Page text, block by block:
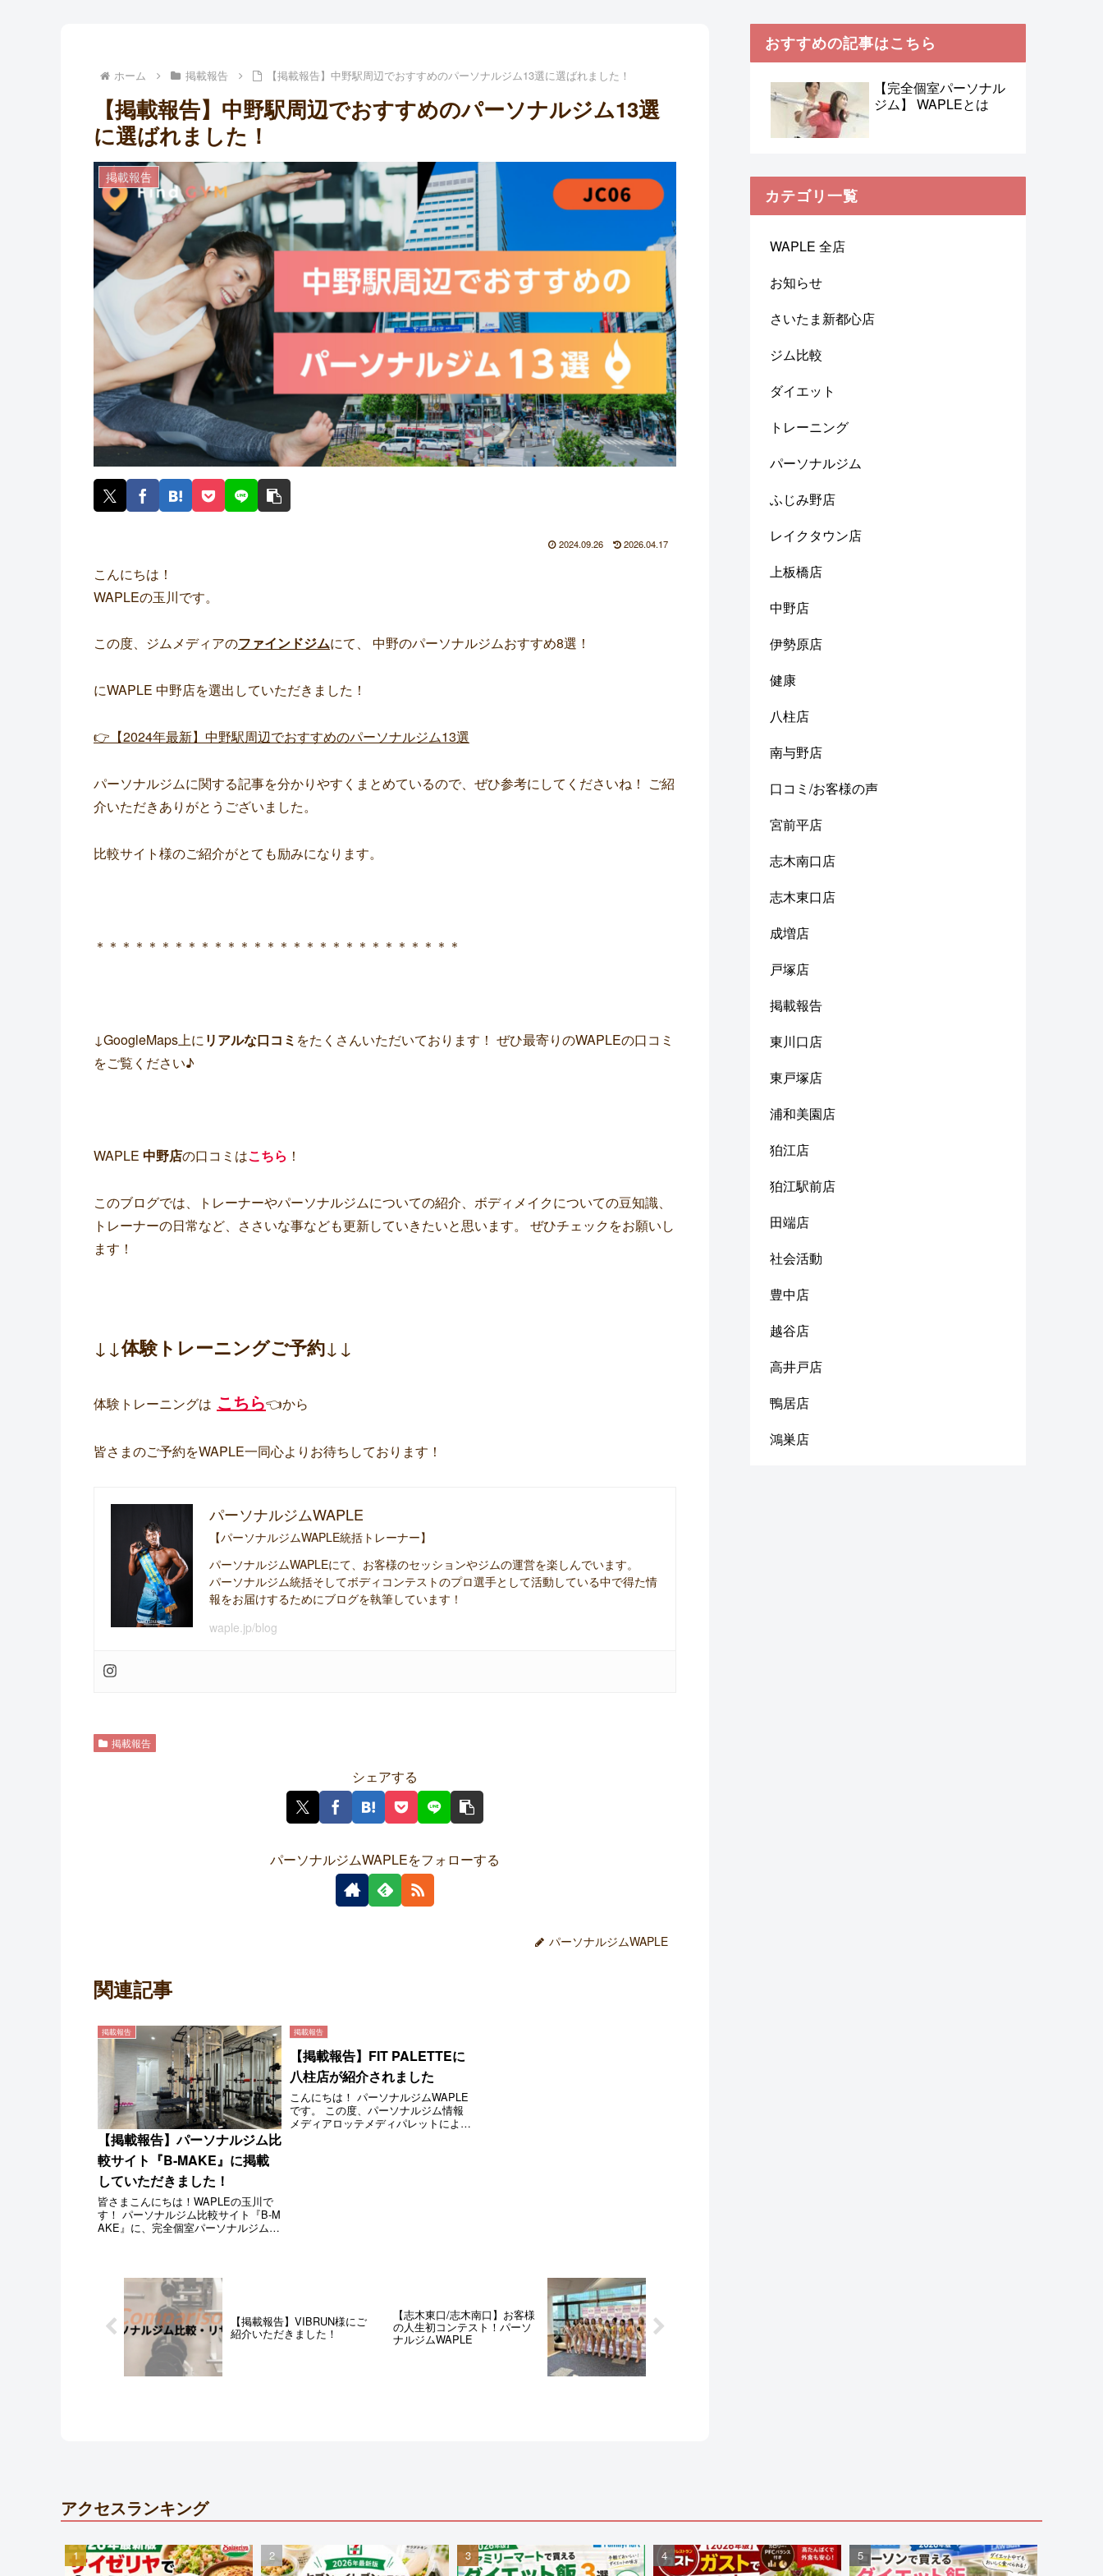
ホーム 掲載報告 【掲載報告】中野駅周辺でおすすめのパーソナルジム13選に選ばれました！
【掲載報告】中野駅周辺でおすすめのパーソナルジム13選
に選ばれました！
掲載報告
2024.09.26 2026.04.17
こんにちは！
WAPLEの玉川です。
この度、ジムメディアのファインドジムにて、 中野のパーソナルジムおすすめ8選！
にWAPLE 中野店を選出していただきました！
👉 【2024年最新】中野駅周辺でおすすめのパーソナルジム13選
パーソナルジムに関する記事を分かりやすくまとめているので、ぜひ参考にしてくださいね！ ご紹
介いただきありがとうございました。
比較サイト様のご紹介がとても励みになります。
＊＊＊＊＊＊＊＊＊＊＊＊＊＊＊＊＊＊＊＊＊＊＊＊＊＊＊＊
↓GoogleMaps上にリアルな口コミ をたくさんいただいております！ ぜひ最寄りのWAPLEの口コミ
をご覧ください♪
WAPLE 中野店の口コミはこちら ！
このブログでは、トレーナーやパーソナルジムについての紹介、ボディメイクについての豆知識、
トレーナーの日常など、ささいな事なども更新していきたいと思います。 ぜひチェックをお願いし
ます！
↓↓体験トレーニングご予約↓↓
体験トレーニングは こちら👈から
皆さまのご予約をWAPLE一同心よりお待ちしております！
パーソナルジムWAPLE
【パーソナルジムWAPLE統括トレーナー】
パーソナルジムWAPLEにて、お客様のセッションやジムの運営を楽しんでいます。
パーソナルジム統括そしてボディコンテストのプロ選手として活動している中で得た情
報をお届けするためにブログを執筆しています！
waple.jp/blog
掲載報告
シェアする
パーソナルジムWAPLEをフォローする
パーソナルジムWAPLE
関連記事
掲載報告
【掲載報告】パーソナルジム比
較サイト『B-MAKE』に掲載
していただきました！
皆さまこんにちは！WAPLEの玉川で
す！ パーソナルジム比較サイト『B-M
AKE』に、完全個室パーソナルジム W
ングジム14選！ 👉W...
掲載報告
【掲載報告】FIT PALETTEに
八柱店が紹介されました
こんにちは！ パーソナルジムWAPLE
です。 この度、パーソナルジム情報
メディアロッテメディパレットによる
【掲載報告】VIBRUN様にご
紹介いただきました！
【志木東口/志木南口】お客様
の人生初コンテスト！パーソ
ナルジムWAPLE
おすすめの記事はこちら
【完全個室パーソナル
ジム】 WAPLEとは
カテゴリ一覧
WAPLE 全店
お知らせ
さいたま新都心店
ジム比較
ダイエット
トレーニング
パーソナルジム
ふじみ野店
レイクタウン店
上板橋店
中野店
伊勢原店
健康
八柱店
南与野店
口コミ/お客様の声
宮前平店
志木南口店
志木東口店
成増店
戸塚店
掲載報告
東川口店
東戸塚店
浦和美園店
狛江店
狛江駅前店
田端店
社会活動
豊中店
越谷店
高井戸店
鴨居店
鴻巣店
アクセスランキング